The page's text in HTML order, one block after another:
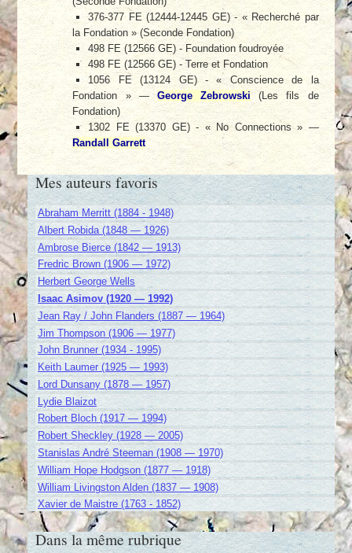
376-377 FE (12444-12445 GE) - « Recherché par
la Fondation » (Seconde Fondation)
498 FE (12566 GE) - Foundation foudroyée
498 FE (12566 GE) - Terre et Fondation
1056 FE (13124 GE) - « Conscience de la
Fondation » —George Zebrowski(Les fils de
Fondation)
1302 FE (13370 GE) - « No Connections » —
Randall Garrett
Mes auteurs favoris
Abraham Merritt (1884 - 1948)
Albert Robida (1848 — 1926)
Ambrose Bierce (1842 — 1913)
Fredric Brown (1906 — 1972)
Herbert George Wells
Isaac Asimov (1920 — 1992)
Jean Ray / John Flanders (1887 — 1964)
Jim Thompson (1906 — 1977)
John Brunner (1934 - 1995)
Keith Laumer (1925 — 1993)
Lord Dunsany (1878 — 1957)
Lydie Blaizot
Robert Bloch (1917 — 1994)
Robert Sheckley (1928 — 2005)
Stanislas André Steeman (1908 — 1970)
William Hope Hodgson (1877 — 1918)
William Livingston Alden (1837 — 1908)
Xavier de Maistre (1763 - 1852)
Dans la même rubrique